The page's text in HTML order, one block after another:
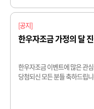
[공지]
한우자조금 가정의 달
한우자조금 이벤트에 많은 관
당첨되신 모든 분들 축하드립